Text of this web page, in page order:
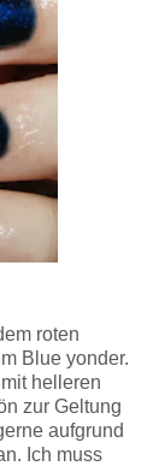
roten
Blue yonder.
helleren
zur Geltung
aufgrund
Ich muss